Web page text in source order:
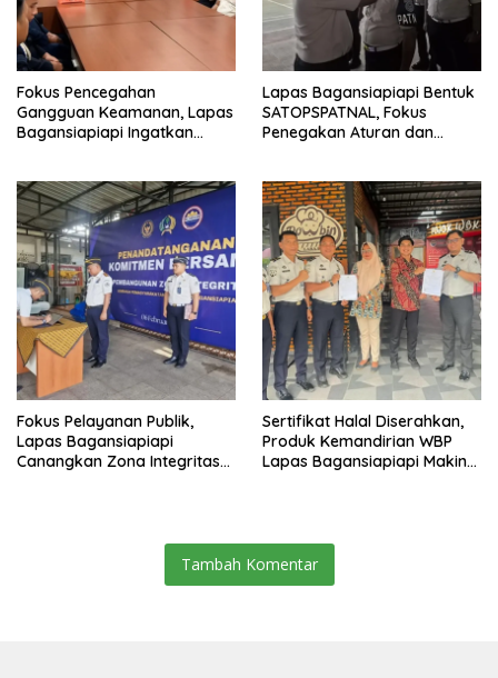
Fokus Pencegahan
Gangguan Keamanan, Lapas
Bagansiapiapi Ingatkan
Lapas Bagansiapiapi Bentuk
SATOPSPATNAL, Fokus
Penegakan Aturan dan
Fokus Pelayanan Publik,
Lapas Bagansiapiapi
Canangkan Zona Integritas
Sertifikat Halal Diserahkan,
Produk Kemandirian WBP
Lapas Bagansiapiapi Makin
Tambah Komentar